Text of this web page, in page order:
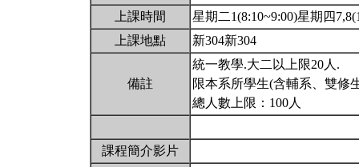
上課時間
星期二1(8:10~9:00)星期四
上課地點
新304新304
備註
統一教學.大二以上限20人.
限本系所學生(含輔系、雙修
總人數上限：100人
課程簡介影片